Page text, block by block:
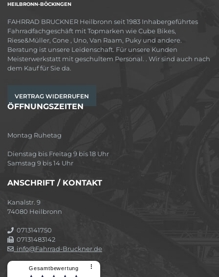
HEILBRONN-BÖCKINGEN
FAHRRAD BRUCKNER Heilbronn seit 1983 Inhabergeführtes
Fahrradfachgeschäft mit Topmarken wie Cube Bikes,
Riese&Müller, Cone , Uno, Van Raam, Puky und andere.
Beratung ist unsere Leidenschaft. Für unsere Kunden
Meisterwerkstatt mit geschultem Personal. . Wir sind auch nach
dem Kauf für Sie da.
VERTRAG WIDERRUFEN
ÖFFNUNGSZEITEN
Montag Ruhetag
Dienstag bis Freitag 9 bis 18 Uhr
Samstag 9 bis 14 Uhr
ANSCHRIFT / KONTAKT
Kanalstr. 9
74080 Heilbronn
0713141750
07131483142
info@Fahrrad-Bruckner.de
Gesamtbewertung ⠇